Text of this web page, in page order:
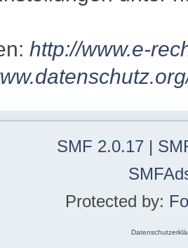
http://www.e-
SMF 2.0.17 |
Protected by: